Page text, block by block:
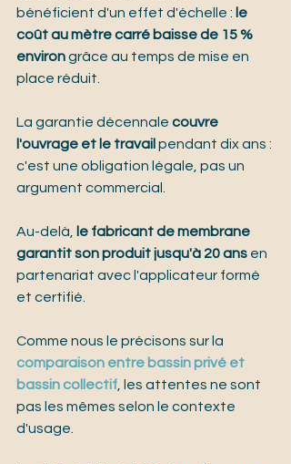
bénéficient d'un effet d'échelle : le
coût au mètre carré baisse de 15 %
environ grâce au temps de mise en
place réduit.
La garantie décennale couvre
l'ouvrage et le travail pendant dix ans :
c'est une obligation légale, pas un
argument commercial.
Au-delà, le fabricant de membrane
garantit son produit jusqu'à 20 ans en
partenariat avec l'applicateur formé
et certifié.
Comme nous le précisons sur la
comparaison entre bassin privé et
bassin collectif, les attentes ne sont
pas les mêmes selon le contexte
d'usage.